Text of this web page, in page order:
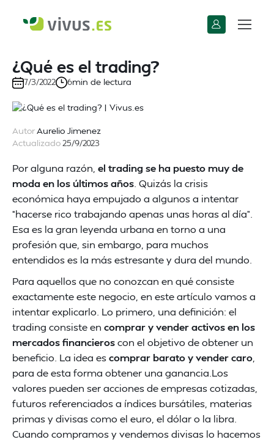
¿Qué es el trading?
7/3/2022 6min de lectura
AutorAurelio Jimenez
Actualizado25/9/2023
Por alguna razón, el trading se ha puesto muy de
moda en los últimos años . Quizás la crisis
económica haya empujado a algunos a intentar
“hacerse rico trabajando apenas unas horas al día”.
Esa es la gran leyenda urbana en torno a una
profesión que, sin embargo, para muchos
entendidos es la más estresante y dura del mundo.
Para aquellos que no conozcan en qué consiste
exactamente este negocio, en este artículo vamos a
intentar explicarlo. Lo primero, una definición: el
trading consiste en comprar y vender activos en los
mercados financieroscon el objetivo de obtener un
beneficio. La idea escomprar barato y vender caro
para de esta forma obtener una ganancia.Los
valores pueden ser acciones de empresas cotizadas,
futuros referenciados a índices bursátiles, materias
primas y divisas como el euro, el dólar o la libra.
Cuando compramos y vendemos divisas lo hacemos